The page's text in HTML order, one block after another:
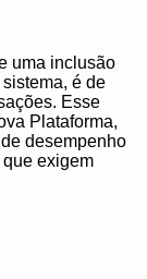
uma inclusão
é de
Esse
Plataforma,
desempenho
exigem